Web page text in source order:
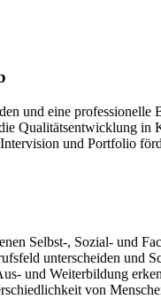
und eine professionelle
Qualitätsentwicklung
und Portfolio
Selbst-, Sozial- und
unterscheiden und
und Weiterbildung
von